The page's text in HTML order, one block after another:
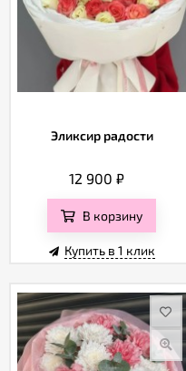
Эликсир радости
12 900 ₽
В корзину
Купить в 1 клик